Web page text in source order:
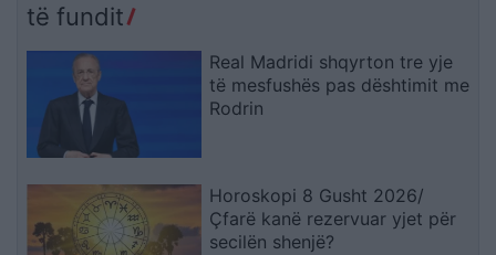
të fundit
Real Madridi shqyrton tre yje
të mesfushës pas dështimit me
Rodrin
Horoskopi 8 Gusht 2026/
Çfarë kanë rezervuar yjet për
secilën shenjë?